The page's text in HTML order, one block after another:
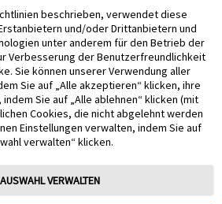
Datenschutzerklärung
Cookie-Präferenzen
Rechte vorbehalten. Libre, das
der Abbott Unternehmensgruppe in
beschrieben, verwendet diese
und/oder Drittanbietern und
unter anderem für den Betrieb der
Verbesserung der Benutzerfreundlichkeit
Sie können unserer Verwendung aller
Sie auf „Alle akzeptieren“ klicken, ihre
Sie auf „Alle ablehnen“ klicken (mit
Cookies, die nicht abgelehnt werden
Einstellungen verwalten, indem Sie auf
verwalten“ klicken.
AUSWAHL VERWALTEN